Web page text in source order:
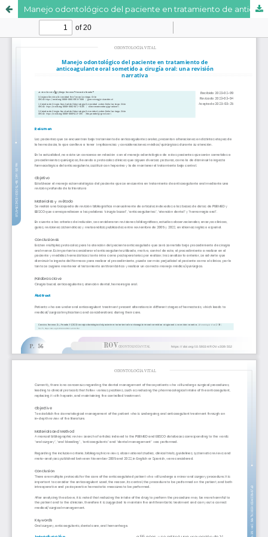
Manejo odontológico del paciente en tratamiento de anticoagulante oral sometido a cirugía oral: una revisión narrativa [Versión Original en Español]